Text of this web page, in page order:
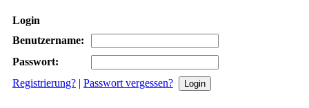
Login
Benutzername:
Passwort:
Registrierung? | Passwort vergessen?